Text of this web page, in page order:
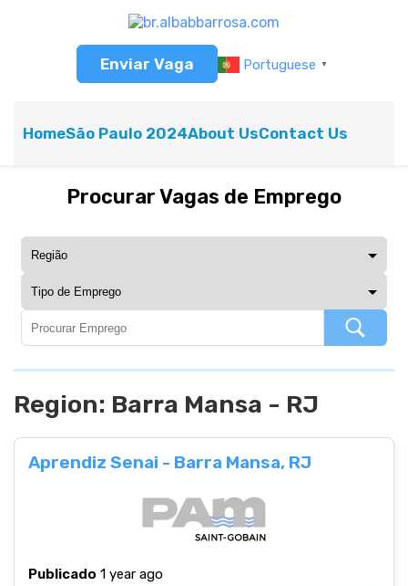
Enviar Vaga Portuguese ▼
HomeSão Paulo 2024About UsContact Us
Procurar Vagas de Emprego
Region: Barra Mansa - RJ
Aprendiz Senai - Barra Mansa, RJ
Publicado 1 year ago